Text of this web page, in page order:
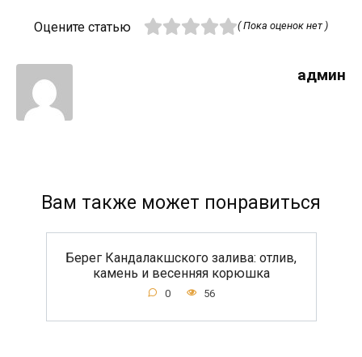
Оцените статью ( Пока оценок нет )
админ
Вам также может понравиться
Берег Кандалакшского залива: отлив,
камень и весенняя корюшка
0 56